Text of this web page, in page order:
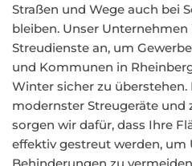
Straßen und Wege auch bei
bleiben. Unser
Streudienste an, um
und Kommunen in
Winter sicher zu überstehen.
modernster Streugeräte und
sorgen wir dafür, dass Ihre
effektiv gestreut werden, um